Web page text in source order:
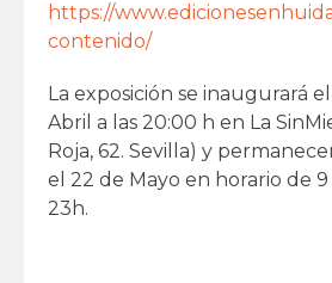
https://
contenido/
La exposición se inaugurará
Abril a las 20:00 h en La
Roja, 62. Sevilla) y
el 22 de Mayo en horario de 9
23h.